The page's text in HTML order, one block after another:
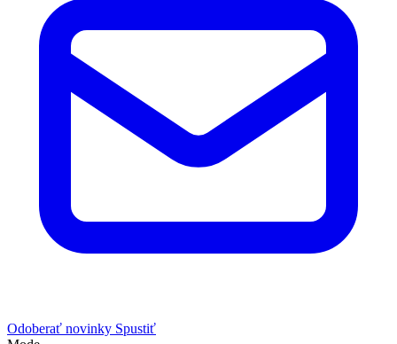
Odoberať novinky Spustiť